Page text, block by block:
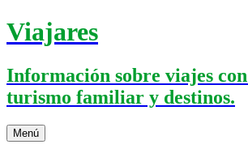
Saltar
al
Viajares
Información sobre viajes
turismo familiar y destinos.
Menú